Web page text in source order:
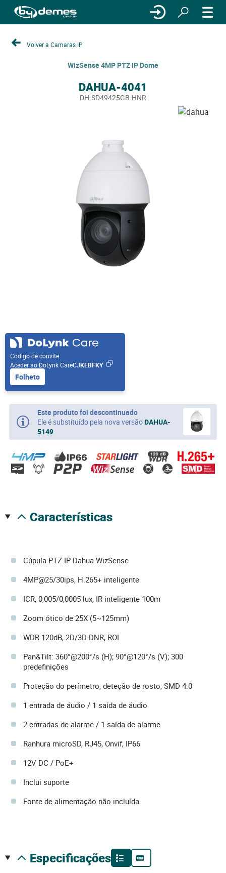
Volver a Camaras IP
WizSense 4MP PTZ IP Dome
DAHUA-4041
DH-SD49425GB-HNR
Código de convite:
Aceder ao DoLynk CareCJKEBFKY
Folheto
Este produto foi descontinuado
Ele é substituído pela nova versãoDAHUA-
5149
características
Cúpula PTZ IP Dahua WizSense
4MP@25/30ips, H.265+ inteligente
ICR, 0,005/0,0005 lux, IR inteligente 100m
Zoom ótico de 25X (5~125mm)
WDR 120dB, 2D/3D-DNR, ROI
Pan&Tilt: 360°@200°/s (H); 90°@120°/s (V); 300
predefinições
Proteção do perímetro, deteção de rosto, SMD 4.0
1 entrada de áudio / 1 saída de áudio
2 entradas de alarme / 1 saída de alarme
Ranhura microSD, RJ45, Onvif, IP66
12V DC / PoE+
Inclui suporte
Fonte de alimentação não incluída.
especificações